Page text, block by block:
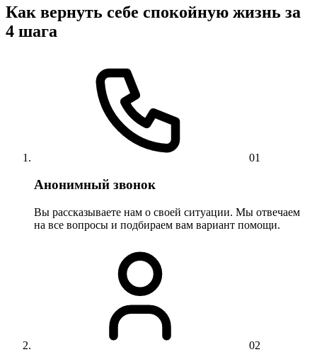
Как вернуть себе спокойную жизнь за
4 шага
01
Анонимный звонок
Вы рассказываете нам о своей ситуации. Мы отвечаем
на все вопросы и подбираем вам вариант помощи.
02